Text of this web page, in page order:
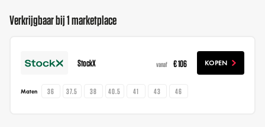
Verkrijgbaar bij 1 marketplace
StockX vanaf € 106 KOPEN
Maten 36 37.5 38 40.5 41 43 46